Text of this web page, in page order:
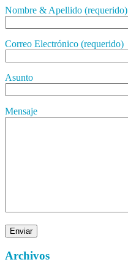
Nombre & Apellido (requerido)
Correo Electrónico (requerido)
Asunto
Mensaje
Archivos